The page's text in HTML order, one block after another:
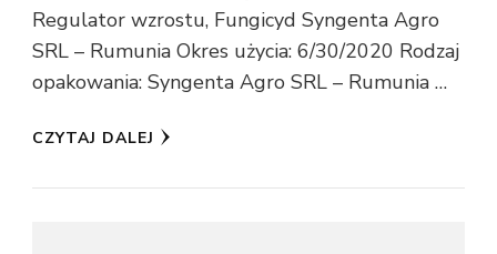
Regulator wzrostu, Fungicyd Syngenta Agro
SRL – Rumunia Okres użycia: 6/30/2020 Rodzaj
opakowania: Syngenta Agro SRL – Rumunia …
CZYTAJ DALEJ